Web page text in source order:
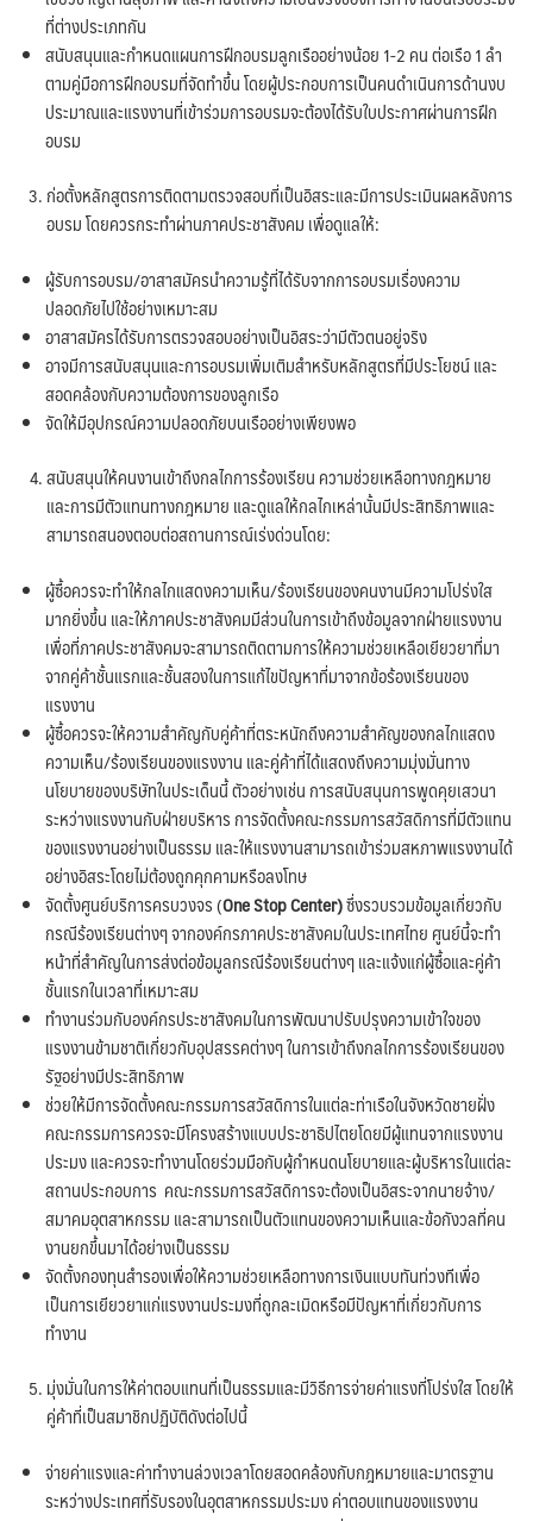
ที่ต่างประเภทกัน
สนับสนุนและกำหนดแผนการฝึกอบรมลูกเรืออย่างน้อย 1-2 คน ต่อเรือ 1 ลำ
ตามคู่มือการฝึกอบรมที่จัดทำขึ้น โดยผู้ประกอบการเป็นคนดำเนินการด้านงบ
ประมาณและแรงงานที่เข้าร่วมการอบรมจะต้องได้รับใบประกาศผ่านการฝึก
อบรม
ก่อตั้งหลักสูตรการติดตามตรวจสอบที่เป็นอิสระและมีการประเมินผลหลังการ
อบรม โดยควรกระทำผ่านภาคประชาสังคม เพื่อดูแลให้:
ผู้รับการอบรม/อาสาสมัครนำความรู้ที่ได้รับจากการอบรมเรื่องความ
ปลอดภัยไปใช้อย่างเหมาะสม
อาสาสมัครได้รับการตรวจสอบอย่างเป็นอิสระว่ามีตัวตนอยู่จริง
อาจมีการสนับสนุนและการอบรมเพิ่มเติมสำหรับหลักสูตรที่มีประโยชน์ และ
สอดคล้องกับความต้องการของลูกเรือ
จัดให้มีอุปกรณ์ความปลอดภัยบนเรืออย่างเพียงพอ
สนับสนุนให้คนงานเข้าถึงกลไกการร้องเรียน ความช่วยเหลือทางกฎหมาย
และการมีตัวแทนทางกฎหมาย และดูแลให้กลไกเหล่านั้นมีประสิทธิภาพและ
สามารถสนองตอบต่อสถานการณ์เร่งด่วนโดย:
ผู้ซื้อควรจะทำให้กลไกแสดงความเห็น/ร้องเรียนของคนงานมีความโปร่งใส
มากยิ่งขึ้น และให้ภาคประชาสังคมมีส่วนในการเข้าถึงข้อมูลจากฝ่ายแรงงาน
เพื่อที่ภาคประชาสังคมจะสามารถติดตามการให้ความช่วยเหลือเยียวยาที่มา
จากคู่ค้าชั้นแรกและชั้นสองในการแก้ไขปัญหาที่มาจากข้อร้องเรียนของ
แรงงาน
ผู้ซื้อควรจะให้ความสำคัญกับคู่ค้าที่ตระหนักถึงความสำคัญของกลไกแสดง
ความเห็น/ร้องเรียนของแรงงาน และคู่ค้าที่ได้แสดงถึงความมุ่งมั่นทาง
นโยบายของบริษัทในประเด็นนี้ ตัวอย่างเช่น การสนับสนุนการพูดคุยเสวนา
ระหว่างแรงงานกับฝ่ายบริหาร การจัดตั้งคณะกรรมการสวัสดิการที่มีตัวแทน
ของแรงงานอย่างเป็นธรรม และให้แรงงานสามารถเข้าร่วมสหภาพแรงงานได้
อย่างอิสระโดยไม่ต้องถูกคุกคามหรือลงโทษ
จัดตั้งศูนย์บริการครบวงจร (One Stop Center)ซึ่งรวบรวมข้อมูลเกี่ยวกับ
กรณีร้องเรียนต่างๆ จากองค์กรภาคประชาสังคมในประเทศไทย ศูนย์นี้จะทำ
หน้าที่สำคัญในการส่งต่อข้อมูลกรณีร้องเรียนต่างๆ และแจ้งแก่ผู้ซื้อและคู่ค้า
ชั้นแรกในเวลาที่เหมาะสม
ทำงานร่วมกับองค์กรประชาสังคมในการพัฒนาปรับปรุงความเข้าใจของ
แรงงานข้ามชาติเกี่ยวกับอุปสรรคต่างๆ ในการเข้าถึงกลไกการร้องเรียนของ
รัฐอย่างมีประสิทธิภาพ
ช่วยให้มีการจัดตั้งคณะกรรมการสวัสดิการในแต่ละท่าเรือในจังหวัดชายฝั่ง
คณะกรรมการควรจะมีโครงสร้างแบบประชาธิปไตยโดยมีผู้แทนจากแรงงาน
ประมง และควรจะทำงานโดยร่วมมือกับผู้กำหนดนโยบายและผู้บริหารในแต่ละ
สถานประกอบการ คณะกรรมการสวัสดิการจะต้องเป็นอิสระจากนายจ้าง/
สมาคมอุตสาหกรรม และสามารถเป็นตัวแทนของความเห็นและข้อกังวลที่คน
งานยกขึ้นมาได้อย่างเป็นธรรม
จัดตั้งกองทุนสำรองเพื่อให้ความช่วยเหลือทางการเงินแบบทันท่วงทีเพื่อ
เป็นการเยียวยาแก่แรงงานประมงที่ถูกละเมิดหรือมีปัญหาที่เกี่ยวกับการ
ทำงาน
มุ่งมั่นในการให้ค่าตอบแทนที่เป็นธรรมและมีวิธีการจ่ายค่าแรงที่โปร่งใส โดยให้
คู่ค้าที่เป็นสมาชิกปฏิบัติดังต่อไปนี้
จ่ายค่าแรงและค่าทำงานล่วงเวลาโดยสอดคล้องกับกฎหมายและมาตรฐาน
ระหว่างประเทศที่รับรองในอุตสาหกรรมประมง ค่าตอบแทนของแรงงาน